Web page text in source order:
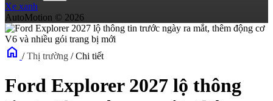
Xe xanh
AutoMotion © 2026
home / Thị trường / Chi tiết
Ford Explorer 2027 lộ thông